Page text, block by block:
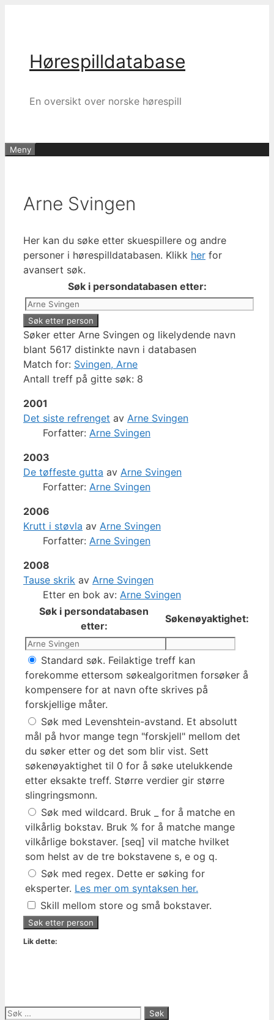
Hørespilldatabase
En oversikt over norske hørespill
Meny
Arne Svingen
Her kan du søke etter skuespillere og andre
personer i hørespilldatabasen. Klikk her for
avansert søk.
Søk i persondatabasen etter:
Søker etter Arne Svingen og likelydende navn
blant 5617 distinkte navn i databasen
Match for: Svingen, Arne
Antall treff på gitte søk: 8
2001
Det siste refrenget av Arne Svingen
Forfatter: Arne Svingen
2003
De tøffeste gutta av Arne Svingen
Forfatter: Arne Svingen
2006
Krutt i støvla av Arne Svingen
Forfatter: Arne Svingen
2008
Tause skrik av Arne Svingen
Etter en bok av: Arne Svingen
Søk i persondatabasen
etter:
Søkenøyaktighet:
Standard søk. Feilaktige treff kan
forekomme ettersom søkealgoritmen forsøker å
kompensere for at navn ofte skrives på
forskjellige måter.
Søk med Levenshtein-avstand. Et absolutt
mål på hvor mange tegn "forskjell" mellom det
du søker etter og det som blir vist. Sett
søkenøyaktighet til 0 for å søke utelukkende
etter eksakte treff. Større verdier gir større
slingringsmonn.
Søk med wildcard. Bruk _ for å matche en
vilkårlig bokstav. Bruk % for å matche mange
vilkårlige bokstaver. [seq] vil matche hvilket
som helst av de tre bokstavene s, e og q.
Søk med regex. Dette er søking for
eksperter. Les mer om syntaksen her.
Skill mellom store og små bokstaver.
Lik dette:
Søk